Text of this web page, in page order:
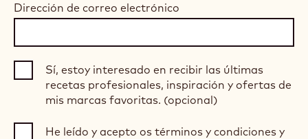
Dirección de correo electrónico
Sí, estoy interesado en recibir las últimas
recetas profesionales, inspiración y ofertas de
mis marcas favoritas. (opcional)
He leído y acepto os términos y condiciones y